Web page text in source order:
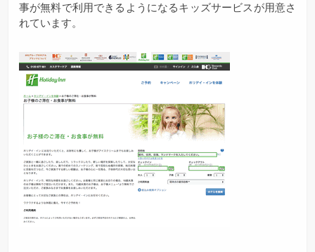
事が無料で利用できるようになるキッズサービスが用意さ
れています。